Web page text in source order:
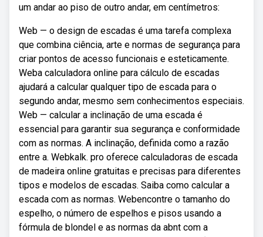
um andar ao piso de outro andar, em centímetros:
Web — o design de escadas é uma tarefa complexa
que combina ciência, arte e normas de segurança para
criar pontos de acesso funcionais e esteticamente.
Weba calculadora online para cálculo de escadas
ajudará a calcular qualquer tipo de escada para o
segundo andar, mesmo sem conhecimentos especiais.
Web — calcular a inclinação de uma escada é
essencial para garantir sua segurança e conformidade
com as normas. A inclinação, definida como a razão
entre a. Webkalk. pro oferece calculadoras de escada
de madeira online gratuitas e precisas para diferentes
tipos e modelos de escadas. Saiba como calcular a
escada com as normas. Webencontre o tamanho do
espelho, o número de espelhos e pisos usando a
fórmula de blondel e as normas da abnt com a